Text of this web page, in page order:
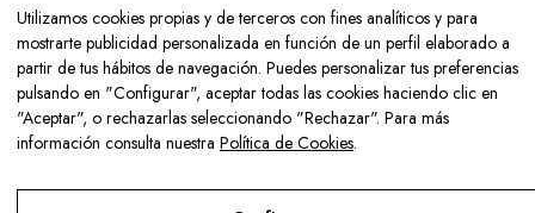
Utilizamos cookies propias y de terceros con fines analíticos y para
mostrarte publicidad personalizada en función de un perfil elaborado a
partir de tus hábitos de navegación. Puedes personalizar tus preferencias
pulsando en "Configurar", aceptar todas las cookies haciendo clic en
"Aceptar", o rechazarlas seleccionando "Rechazar". Para más
información consulta nuestra Política de Cookies.
Política de Cookies
Configurar